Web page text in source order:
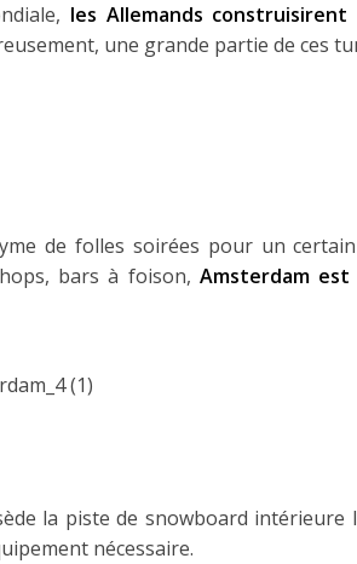
les Allemands
une grande partie de ces
de folles soirées pour un
bars à foison, Amsterdam
la piste de snowboard intérieure
nécessaire.